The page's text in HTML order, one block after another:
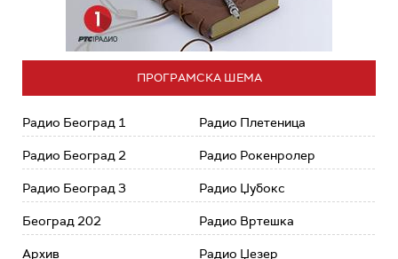
ПРОГРАМСКА ШЕМА
Радио Београд 1
Радио Београд 2
Радио Београд 3
Београд 202
Архив
Радио Плетеница
Радио Рокенролер
Радио Џубокс
Радио Вртешка
Радио Џезер